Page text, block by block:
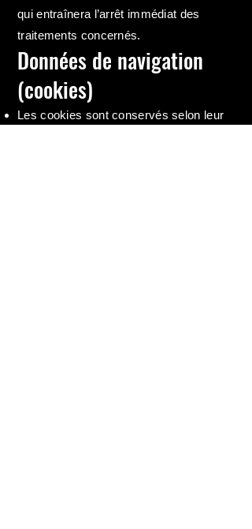
qui entraînera l’arrêt immédiat des
traitements concernés.
Données de navigation
(cookies)
Les cookies sont conservés selon leur